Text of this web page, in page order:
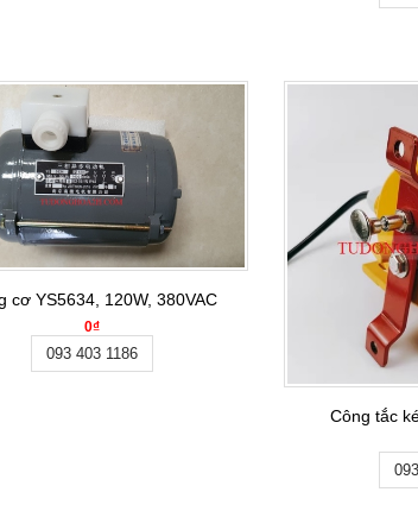
cơ YS5634, 120W, 380VAC
0₫
093 403 1186
Công tắc